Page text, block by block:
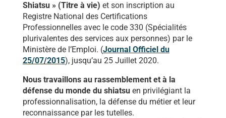
Shiatsu » (Titre à vie) et son inscription au
Registre National des Certifications
Professionnelles avec le code 330 (Spécialités
plurivalentes des services aux personnes) par le
Ministère de l’Emploi. (Journal Officiel du
25/07/2015), jusqu’au 25 Juillet 2020.
Nous travaillons au rassemblement et à la
défense du monde du shiatsuen privilégiant la
professionnalisation, la défense du métier et leur
reconnaissance par les tutelles.